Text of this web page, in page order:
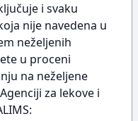
i svaku
nije navedena u
neželjenih
u proceni
na neželjene
za lekove i